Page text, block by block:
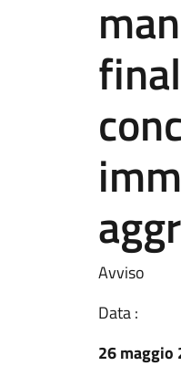
Avviso
Data :
26 maggio